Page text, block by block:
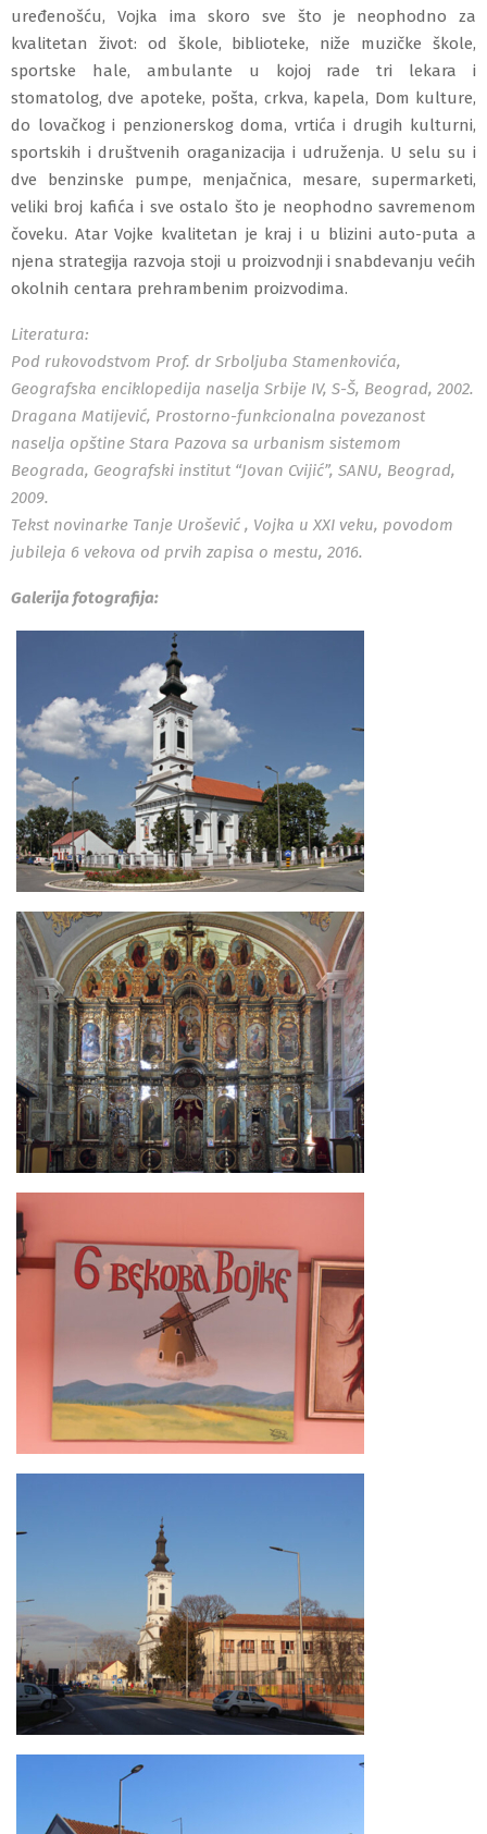
uređenošću, Vojka ima skoro sve što je neophodno za
kvalitetan život: od škole, biblioteke, niže muzičke škole,
sportske hale, ambulante u kojoj rade tri lekara i
stomatolog, dve apoteke, pošta, crkva, kapela, Dom kulture,
do lovačkog i penzionerskog doma, vrtića i drugih kulturni,
sportskih i društvenih oraganizacija i udruženja. U selu su i
dve benzinske pumpe, menjačnica, mesare, supermarketi,
veliki broj kafića i sve ostalo što je neophodno savremenom
čoveku. Atar Vojke kvalitetan je kraj i u blizini auto-puta a
njena strategija razvoja stoji u proizvodnji i snabdevanju većih
okolnih centara prehrambenim proizvodima.
Literatura:
Pod rukovodstvom Prof. dr Srboljuba Stamenkovića,
Geografska enciklopedija naselja Srbije IV, S-Š, Beograd, 2002.
Dragana Matijević, Prostorno-funkcionalna povezanost
naselja opštine Stara Pazova sa urbanism sistemom
Beograda, Geografski institut “Jovan Cvijić”, SANU, Beograd,
2009.
Tekst novinarke Tanje Urošević , Vojka u XXI veku, povodom
jubileja 6 vekova od prvih zapisa o mestu, 2016.
Galerija fotografija: